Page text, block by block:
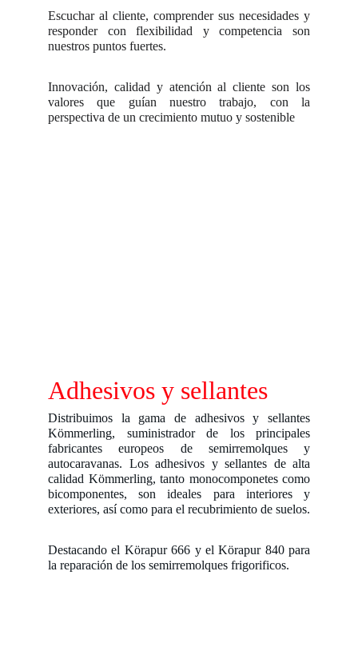
Escuchar al cliente, comprender sus necesidades y
responder con flexibilidad y competencia son
nuestros puntos fuertes.
Innovación, calidad y atención al cliente son los
valores que guían nuestro trabajo, con la
perspectiva de un crecimiento mutuo y sostenible
Adhesivos y sellantes
Distribuimos la gama de adhesivos y sellantes
Kömmerling, suministrador de los principales
fabricantes europeos de semirremolques y
autocaravanas. Los adhesivos y sellantes de alta
calidad Kömmerling, tanto monocomponetes como
bicomponentes, son ideales para interiores y
exteriores, así como para el recubrimiento de suelos.
Destacando el Körapur 666 y el Körapur 840 para
la reparación de los semirremolques frigorificos.